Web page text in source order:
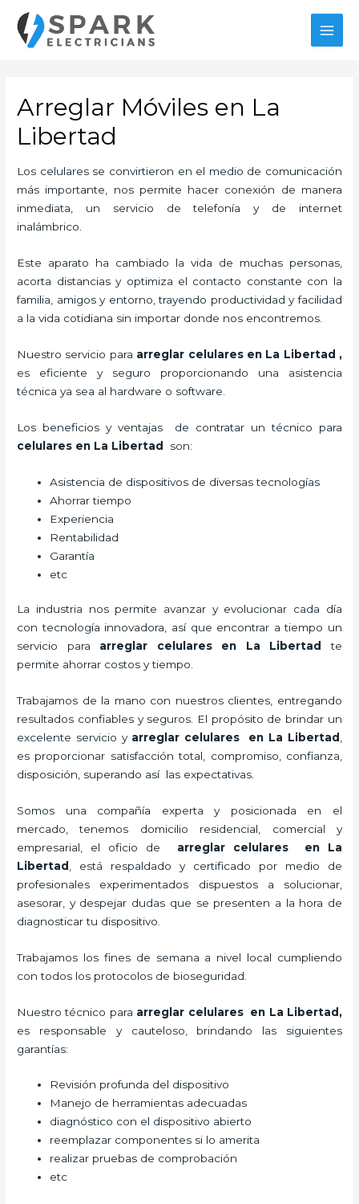
contenido
Arreglar Móviles en La
Libertad
Los celulares se convirtieron en el medio de comunicación
más importante, nos permite hacer conexión de manera
inmediata, un servicio de telefonía y de internet
inalámbrico.
Este aparato ha cambiado la vida de muchas personas,
acorta distancias y optimiza el contacto constante con la
familia, amigos y entorno, trayendo productividad y facilidad
a la vida cotidiana sin importar donde nos encontremos.
Nuestro servicio para arreglar celulares en La Libertad ,
es eficiente y seguro proporcionando una asistencia
técnica ya sea al hardware o software.
Los beneficios y ventajas de contratar un técnico para
celulares en La Libertad son:
Asistencia de dispositivos de diversas tecnologías
Ahorrar tiempo
Experiencia
Rentabilidad
Garantía
etc
La industria nos permite avanzar y evolucionar cada día
con tecnología innovadora, así que encontrar a tiempo un
servicio para arreglar celulares en La Libertad
te
permite ahorrar costos y tiempo.
Trabajamos de la mano con nuestros clientes, entregando
resultados confiables y seguros. El propósito de brindar un
excelente servicio y arreglar celulares en La Libertad
es proporcionar satisfacción total, compromiso, confianza,
disposición, superando así las expectativas.
Somos una compañía experta y posicionada en el
mercado, tenemos domicilio residencial, comercial y
empresarial, el oficio de arreglar celulares en La
Libertad
, está respaldado y certificado por medio de
profesionales experimentados dispuestos a solucionar,
asesorar, y despejar dudas que se presenten a la hora de
diagnosticar tu dispositivo.
Trabajamos los fines de semana a nivel local cumpliendo
con todos los protocolos de bioseguridad.
Nuestro técnico para arreglar celulares en La Libertad,
es responsable y cauteloso, brindando las siguientes
garantías:
Revisión profunda del dispositivo
Manejo de herramientas adecuadas
diagnóstico con el dispositivo abierto
reemplazar componentes si lo amerita
realizar pruebas de comprobación
etc